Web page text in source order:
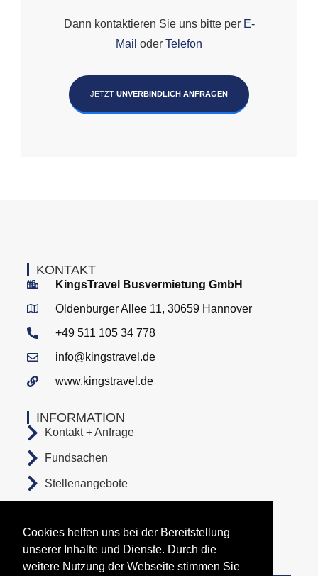
Cookies helfen uns bei der Bereitstellung
unserer Inhalte und Dienste. Durch die
weitere Nutzung der Webseite stimmen Sie
Dann kontaktieren Sie uns bitte per E-
Mail oder Telefon
JETZT UNVERBINDLICH ANFRAGEN
INFORMATION
Kontakt + Anfrage
Fundsachen
Stellenangebote
Datenschutz
KONTAKT
KingsTravel Busvermietung GmbH
Oldenburger Allee 11, 30659 Hannover
+49 511 105 34 778
info@kingstravel.de
www.kingstravel.de